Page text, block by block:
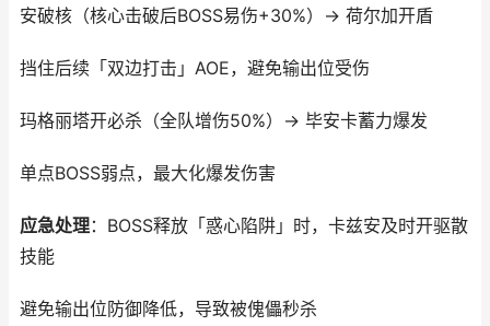
安破核（核心击破后BOSS易伤+30%）→ 荷尔加开盾
挡住后续「双边打击」AOE，避免输出位受伤
玛格丽塔开必杀（全队增伤50%）→ 毕安卡蓄力爆发
单点BOSS弱点，最大化爆发伤害
应急处理：BOSS释放「惑心陷阱」时，卡兹安及时开驱散
技能
避免输出位防御降低，导致被傀儡秒杀